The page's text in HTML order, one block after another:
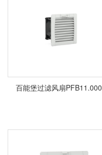
百能堡过滤风扇PFB11.000